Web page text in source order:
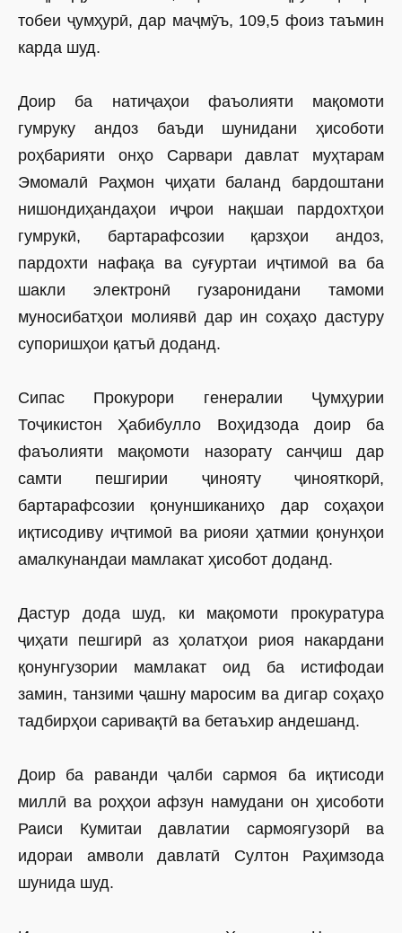
тобеи ҷумҳурӣ, дар маҷмӯъ, 109,5 фоиз таъмин
карда шуд.
Доир ба натиҷаҳои фаъолияти мақомоти
гумруку андоз баъди шунидани ҳисоботи
роҳбарияти онҳо Сарвари давлат муҳтарам
Эмомалӣ Раҳмон ҷиҳати баланд бардоштани
нишондиҳандаҳои иҷрои нақшаи пардохтҳои
гумрукӣ, бартарафсозии қарзҳои андоз,
пардохти нафақа ва суғуртаи иҷтимоӣ ва ба
шакли электронӣ гузаронидани тамоми
муносибатҳои молиявӣ дар ин соҳаҳо дастуру
супоришҳои қатъӣ доданд.
Сипас Прокурори генералии Ҷумҳурии
Тоҷикистон Ҳабибулло Воҳидзода доир ба
фаъолияти мақомоти назорату санҷиш дар
самти пешгирии ҷинояту ҷинояткорӣ,
бартарафсозии қонуншиканиҳо дар соҳаҳои
иқтисодиву иҷтимоӣ ва риояи ҳатмии қонунҳои
амалкунандаи мамлакат ҳисобот доданд.
Дастур дода шуд, ки мақомоти прокуратура
ҷиҳати пешгирӣ аз ҳолатҳои риоя накардани
қонунгузории мамлакат оид ба истифодаи
замин, танзими ҷашну маросим ва дигар соҳаҳо
тадбирҳои саривақтӣ ва бетаъхир андешанд.
Доир ба раванди ҷалби сармоя ба иқтисоди
миллӣ ва роҳҳои афзун намудани он ҳисоботи
Раиси Кумитаи давлатии сармоягузорӣ ва
идораи амволи давлатӣ Султон Раҳимзода
шунида шуд.